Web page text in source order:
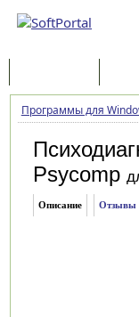
Программы для
Psycomp
Описание Отзывы